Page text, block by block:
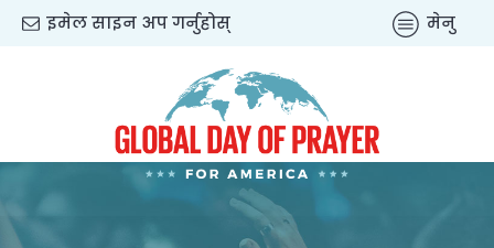
इमेल साइन अप गर्नुहोस् मेनु